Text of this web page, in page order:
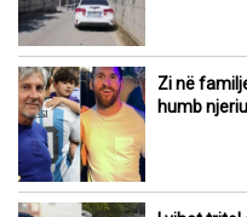
Zi në
humb